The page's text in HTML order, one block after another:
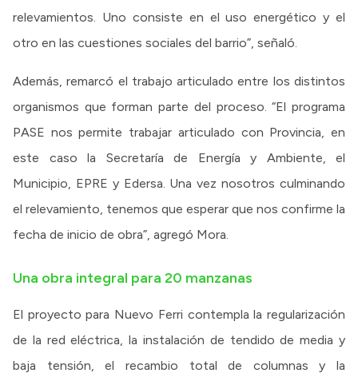
relevamientos. Uno consiste en el uso energético y el
otro en las cuestiones sociales del barrio”, señaló.
Además, remarcó el trabajo articulado entre los distintos
organismos que forman parte del proceso. “El programa
PASE nos permite trabajar articulado con Provincia, en
este caso la Secretaría de Energía y Ambiente, el
Municipio, EPRE y Edersa. Una vez nosotros culminando
el relevamiento, tenemos que esperar que nos confirme la
fecha de inicio de obra”, agregó Mora.
Una obra integral para 20 manzanas
El proyecto para Nuevo Ferri contempla la regularización
de la red eléctrica, la instalación de tendido de media y
baja tensión, el recambio total de columnas y la